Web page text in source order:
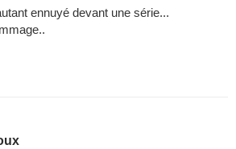
ennuyé devant une série...